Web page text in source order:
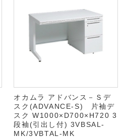
オカムラ アドバンス－Ｓデ
スク(ADVANCE-S) 片袖デ
スク W1000×D700×H720 3
段袖(引出し付) 3VBSAL-
MK/3VBTAL-MK